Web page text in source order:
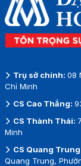
Trụ sở chính: 08
Chí Minh
CS Cao Thắng:
CS Thành Thái:
Minh
CS Quang
Quang Trung,